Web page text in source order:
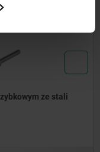
ze stali